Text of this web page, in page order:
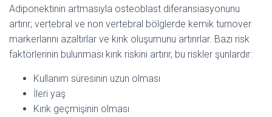
Adiponektinin artmasıyla osteoblast diferansiasyonunu
artırır; vertebral ve non vertebral bölglerde kemik turnover
markerlarını azaltırlar ve kırık oluşumunu artırırlar. Bazı risk
faktörlerinin bulunması kırık riskini artırır, bu riskler şunlardır:
Kullanım süresinin uzun olması
İleri yaş
Kırık geçmişinin olması